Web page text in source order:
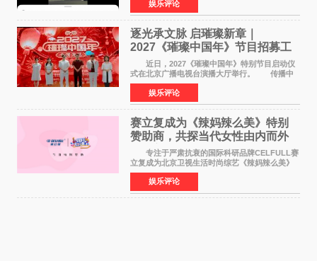
已经落下帷幕，在活动结束后，仍有不少高校电
竞社负责人和现
娱乐评论
逐光承文脉 启璀璨新章｜
2027《璀璨中国年》节目招募工
作圆满启动
近日，2027《璀璨中国年》特别节目启动仪
式在北京广播电视台演播大厅举行。 传播中
华优秀传统文化，弘扬纯正国风艺术，打造高规
格、高质感、正能量的文艺盛典，是璀璨中国年
矢志不渝的初心
娱乐评论
赛立复成为《辣妈辣么美》特别
赞助商，共探当代女性由内而外
活力美
专注于严肃抗衰的国际科研品牌CELFULL赛
立复成为北京卫视生活时尚综艺《辣妈辣么美》
的特别赞助商,明星辣妈袁咏仪倾情参与，向广大
都市女性传递健康生活新主张，寄语当代女性在
家庭与自我之间
娱乐评论